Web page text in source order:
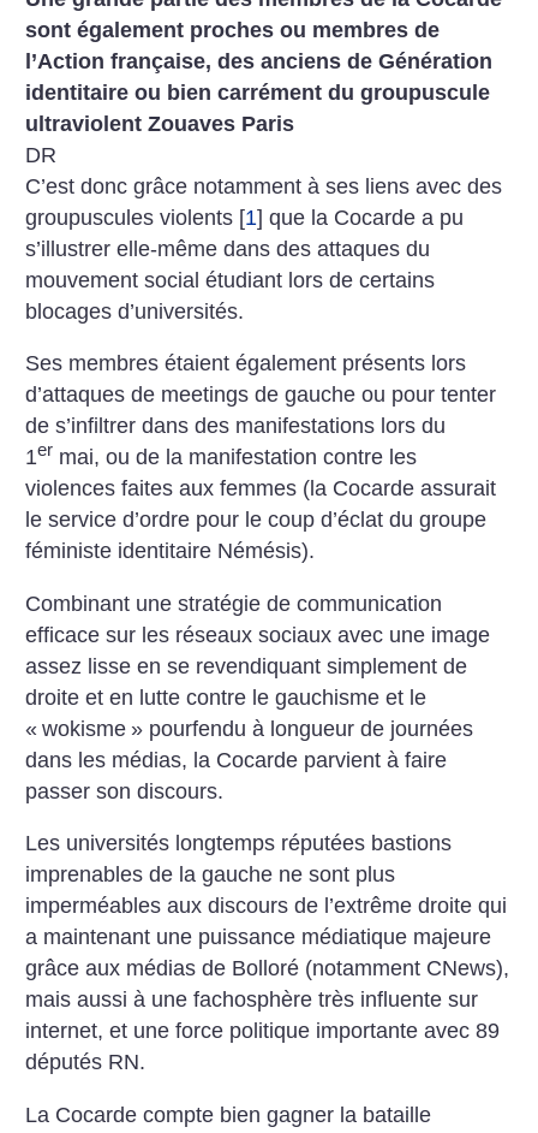
sont également proches ou membres de
l’Action française, des anciens de Génération
identitaire ou bien carrément du groupuscule
ultraviolent Zouaves Paris
DR
C’est donc grâce notamment à ses liens avec des
groupuscules violents [1] que la Cocarde a pu
s’illustrer elle-même dans des attaques du
mouvement social étudiant lors de certains
blocages d’universités.
Ses membres étaient également présents lors
d’attaques de meetings de gauche ou pour tenter
de s’infiltrer dans des manifestations lors du
1er mai, ou de la manifestation contre les
violences faites aux femmes (la Cocarde assurait
le service d’ordre pour le coup d’éclat du groupe
féministe identitaire Némésis).
Combinant une stratégie de communication
efficace sur les réseaux sociaux avec une image
assez lisse en se revendiquant simplement de
droite et en lutte contre le gauchisme et le
« wokisme » pourfendu à longueur de journées
dans les médias, la Cocarde parvient à faire
passer son discours.
Les universités longtemps réputées bastions
imprenables de la gauche ne sont plus
imperméables aux discours de l’extrême droite qui
a maintenant une puissance médiatique majeure
grâce aux médias de Bolloré (notamment CNews),
mais aussi à une fachosphère très influente sur
internet, et une force politique importante avec 89
députés RN.
La Cocarde compte bien gagner la bataille